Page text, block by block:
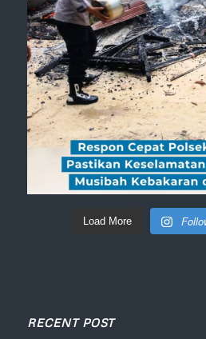
Load More
RECENT POST